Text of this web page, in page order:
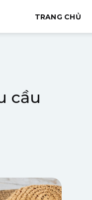
TRANG CHỦ
cầu